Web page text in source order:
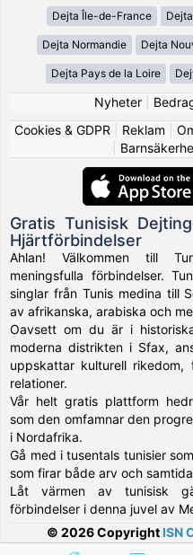
Dejta Île-de-France
Dejta Normandie Dejta
Dejta Pays de la Loire
Nyheter|
Cookies & GDPR
Reklam
Gratis Tunisisk
Hjärtförbindelser
Ahlan! Välkommen till
meningsfulla förbindelser.
singlar från Tunis medina till
av afrikanska, arabiska och
Oavsett om du är i
moderna distrikten i Sfax,
uppskattar kulturell rikedom,
relationer.
Vår helt gratis plattform
som den omfamnar den
i Nordafrika.
Gå med i tusentals tunisier
som firar både arv och
Låt värmen av tunisisk
förbindelser i denna juvel av
© 2026 Copyright ISN